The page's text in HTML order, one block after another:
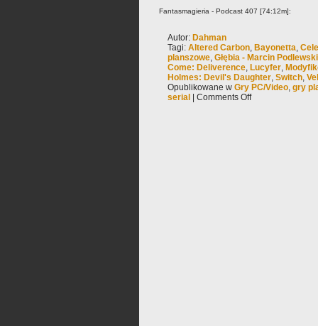
Fantasmagieria - Podcast 407 [74:12m]:
Autor: Dahman
Tagi: Altered Carbon, Bayonetta,
planszowe, Głębia - Marcin Podlewski
Come: Deliverence, Lucyfer,
Holmes: Devil's Daughter, Switch,
Opublikowane w Gry PC/Video, gry
serial
Comments Off